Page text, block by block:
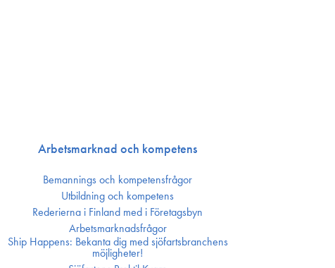
Arbetsmarknad och kompetens
Bemannings och kompetens­frågor
Utbildning och kompetens
Rederierna i Finland med i Företagsbyn
Arbetsmarknadsfrågor
Ship Happens: Bekanta dig med sjöfartsbranchens
möjligheter!